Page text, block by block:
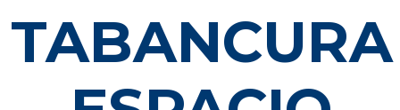
TABANCURA